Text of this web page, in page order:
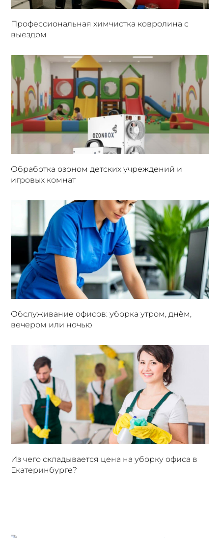
Профессиональная химчистка ковролина с
выездом
Обработка озоном детских учреждений и
игровых комнат
Обслуживание офисов: уборка утром, днём,
вечером или ночью
Из чего складывается цена на уборку офиса в
Екатеринбурге?